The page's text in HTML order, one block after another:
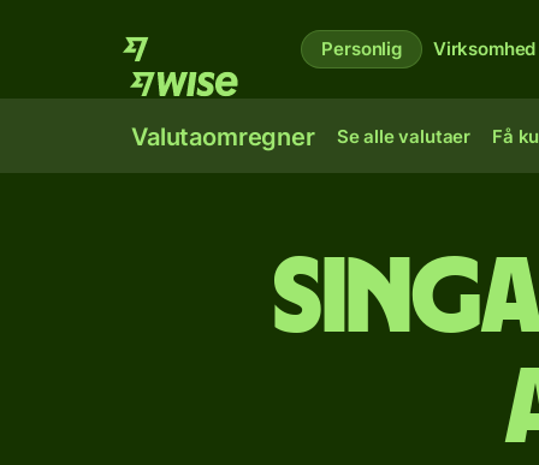
Personlig Virksomhed
Valutaomregner Se alle valutaer Få